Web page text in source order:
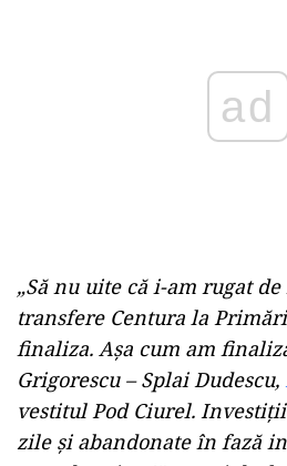
„Să nu uite că i-am rugat
transfere Centura la
finaliza. Aşa cum am
Grigorescu – Splai Dudescu,
vestitul Pod Ciurel.
zile şi abandonate în fază